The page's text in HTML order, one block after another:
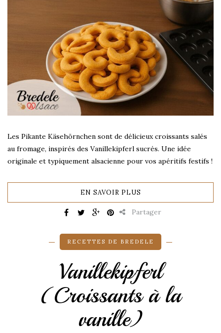
Les Pikante Käsehörnchen sont de délicieux croissants salés
au fromage, inspirés des Vanillekipferl sucrés. Une idée
originale et typiquement alsacienne pour vos apéritifs festifs !
EN SAVOIR PLUS
Partager
RECETTES DE BREDELE
Vanillekipferl
(Croissants à la
vanille)